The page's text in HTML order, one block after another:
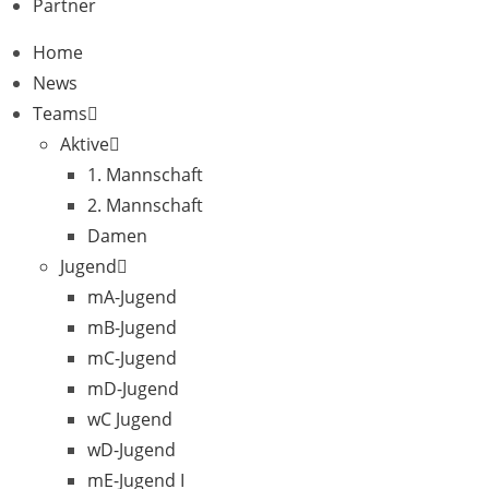
Partner
Home
News
Teams
Aktive
1. Mannschaft
2. Mannschaft
Damen
Jugend
mA-Jugend
mB-Jugend
mC-Jugend
mD-Jugend
wC Jugend
wD-Jugend
mE-Jugend I